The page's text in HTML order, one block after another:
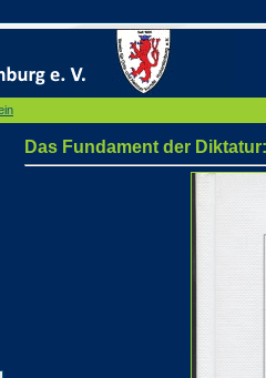
Das Fundament der